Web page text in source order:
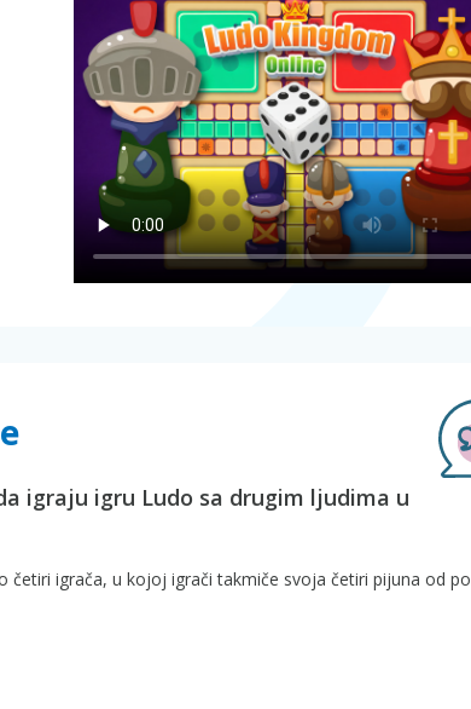
igraju igru Ludo sa drugim ljudima u
četiri igrača, u kojoj igrači takmiče svoja četiri pijuna od